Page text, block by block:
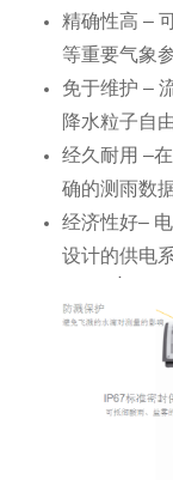
精确性高 –
等重要气象
免于维护 –
降水粒子自
经久耐用 –
确的测雨数
经济性好–
设计的供电